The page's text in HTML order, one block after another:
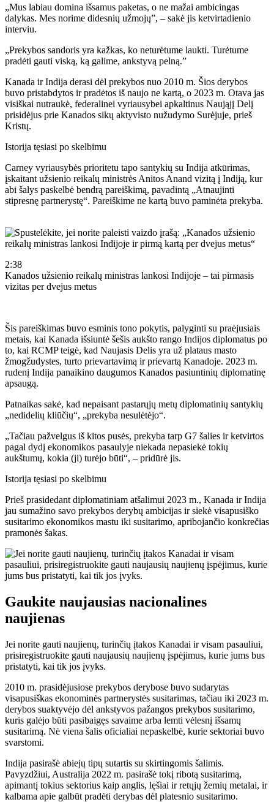
„Mus labiau domina išsamus paketas, o ne mažai ambicingas
dalykas. Mes norime didesnių užmojų”, – sakė jis ketvirtadienio
interviu.
„Prekybos sandoris yra kažkas, ko neturėtume laukti. Turėtume
pradėti gauti viską, ką galime, ankstyvą pelną.”
Kanada ir Indija derasi dėl prekybos nuo 2010 m. Šios derybos
buvo pristabdytos ir pradėtos iš naujo ne kartą, o 2023 m. Otava jas
visiškai nutraukė, federalinei vyriausybei apkaltinus Naująjį Delį
prisidėjus prie Kanados sikų aktyvisto nužudymo Surėjuje, prieš
Kristų.
Istorija tęsiasi po skelbimu
Carney vyriausybės prioritetu tapo santykių su Indija atkūrimas,
įskaitant užsienio reikalų ministrės Anitos Anand vizitą į Indiją, kur
abi šalys paskelbė bendrą pareiškimą, pavadintą „Atnaujinti
stipresnę partnerystę“. Pareiškime ne kartą buvo paminėta prekyba.
2:38
Kanados užsienio reikalų ministras lankosi Indijoje – tai pirmasis
vizitas per dvejus metus
Šis pareiškimas buvo esminis tono pokytis, palyginti su praėjusiais
metais, kai Kanada išsiuntė šešis aukšto rango Indijos diplomatus po
to, kai RCMP teigė, kad Naujasis Delis yra už plataus masto
žmogžudystes, turto prievartavimą ir prievartą Kanadoje. 2023 m.
rudenį Indija panaikino daugumos Kanados pasiuntinių diplomatinę
apsaugą.
Patnaikas sakė, kad nepaisant pastarųjų metų diplomatinių santykių
„nedidelių kliūčių“, „prekyba nesulėtėjo“.
„Tačiau pažvelgus iš kitos pusės, prekyba tarp G7 šalies ir ketvirtos
pagal dydį ekonomikos pasaulyje niekada nepasiekė tokių
aukštumų, kokia (ji) turėjo būti“, – pridūrė jis.
Istorija tęsiasi po skelbimu
Prieš prasidedant diplomatiniam atšalimui 2023 m., Kanada ir Indija
jau sumažino savo prekybos derybų ambicijas ir siekė visapusiško
susitarimo ekonomikos mastu iki susitarimo, apribojančio konkrečias
pramonės šakas.
Gaukite naujausias nacionalines
naujienas
Jei norite gauti naujienų, turinčių įtakos Kanadai ir visam pasauliui,
prisiregistruokite gauti naujausių naujienų įspėjimus, kurie jums bus
pristatyti, kai tik jos įvyks.
2010 m. prasidėjusiose prekybos derybose buvo sudarytas
visapusiškas ekonominės partnerystės susitarimas, tačiau iki 2023 m.
derybos suaktyvėjo dėl ankstyvos pažangos prekybos susitarimo,
kuris galėjo būti pasibaigęs savaime arba lemti vėlesnį išsamų
susitarimą. Nė viena šalis oficialiai nepaskelbė, kurie sektoriai buvo
svarstomi.
Indija pasirašė abiejų tipų sutartis su skirtingomis šalimis.
Pavyzdžiui, Australija 2022 m. pasirašė tokį ribotą susitarimą,
apimantį tokius sektorius kaip anglis, lęšiai ir retųjų žemių metalai, ir
kalbama apie galbūt pradėti derybas dėl platesnio susitarimo.